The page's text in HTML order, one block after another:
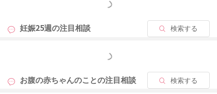
もっと見る
妊娠25週の注目相談 検索する
もっと見る
お腹の赤ちゃんのことの注目相談 検索する